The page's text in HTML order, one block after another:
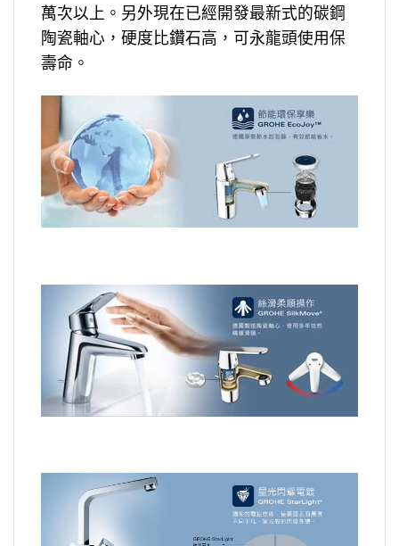
萬次以上。另外現在已經開發最新式的碳鋼
陶瓷軸心，硬度比鑽石高，可永龍頭使用保
壽命。